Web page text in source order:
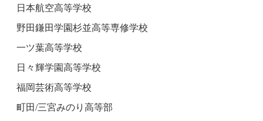
日本航空高等学校
野田鎌田学園杉並高等専修学校
一ツ葉高等学校
日々輝学園高等学校
福岡芸術高等学校
町田/三宮みのり高等部